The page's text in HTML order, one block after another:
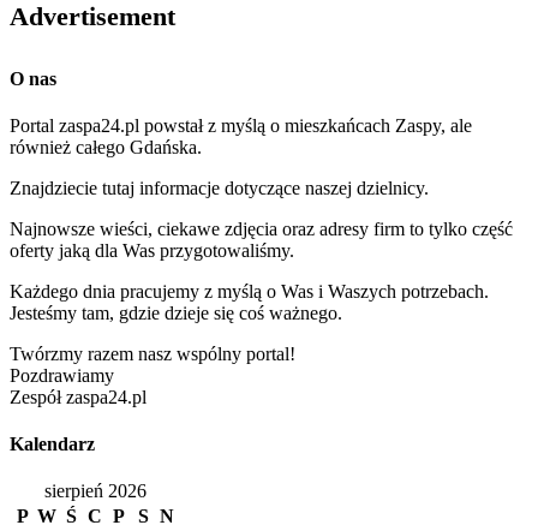
Advertisement
O nas
Portal zaspa24.pl powstał z myślą o mieszkańcach Zaspy, ale
również całego Gdańska.
Znajdziecie tutaj informacje dotyczące naszej dzielnicy.
Najnowsze wieści, ciekawe zdjęcia oraz adresy firm to tylko część
oferty jaką dla Was przygotowaliśmy.
Każdego dnia pracujemy z myślą o Was i Waszych potrzebach.
Jesteśmy tam, gdzie dzieje się coś ważnego.
Twórzmy razem nasz wspólny portal!
Pozdrawiamy
Zespół zaspa24.pl
Kalendarz
sierpień 2026
P W Ś C P S N